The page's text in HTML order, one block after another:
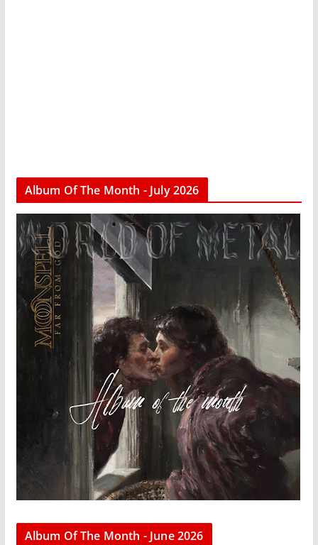
Album Of The Month - July 2026
Album Of The Month - June 2026